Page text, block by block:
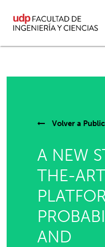
Volver a
A NEW
THE-ART
AND